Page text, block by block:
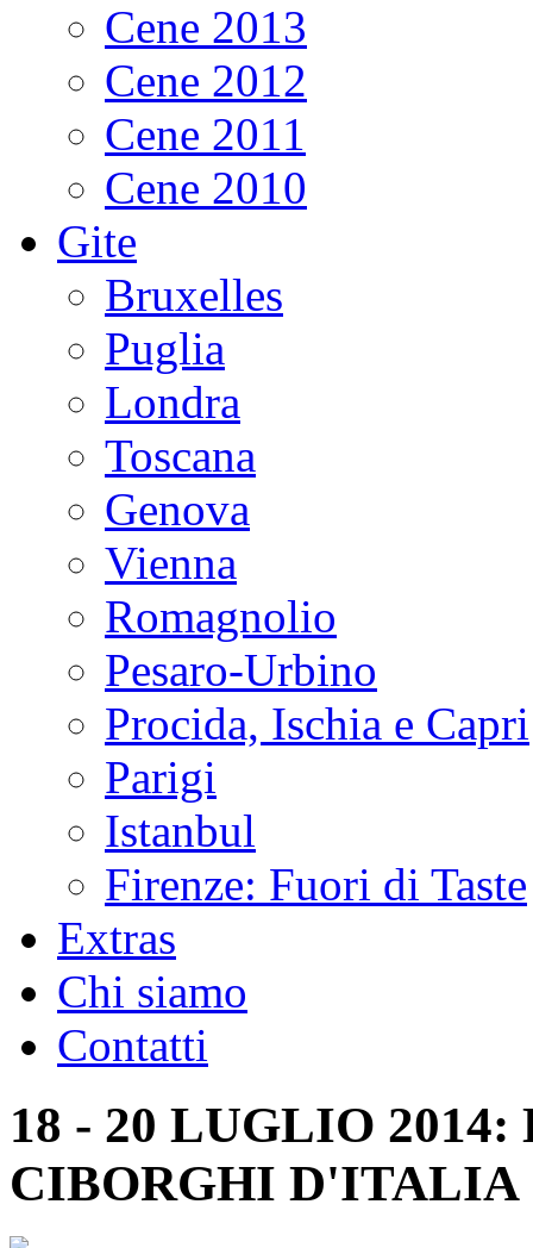
Cene 2013
Cene 2012
Cene 2011
Cene 2010
Gite
Bruxelles
Puglia
Londra
Toscana
Genova
Vienna
Romagnolio
Pesaro-Urbino
Procida, Ischia e Capri
Parigi
Istanbul
Firenze: Fuori di Taste
Extras
Chi siamo
Contatti
18 - 20 LUGLIO
CIBORGHI D'ITALIA